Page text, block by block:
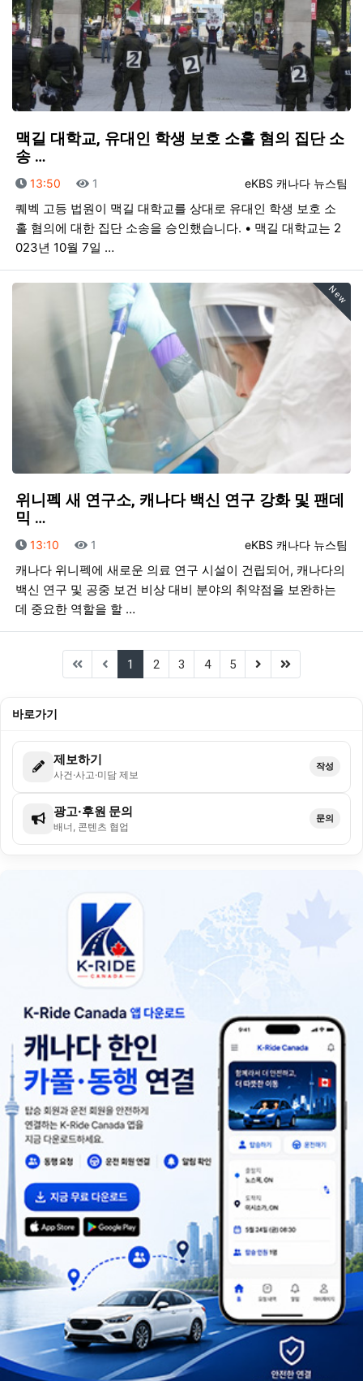
맥길 대학교, 유대인 학생 보호 소홀 혐의 집단 소
송 …
등록자
eKBS 캐나다 뉴스팀
등록일
13:50 조회
1
퀘벡 고등 법원이 맥길 대학교를 상대로 유대인 학생 보호 소
홀 혐의에 대한 집단 소송을 승인했습니다. • 맥길 대학교는 2
023년 10월 7일 …
New
위니펙 새 연구소, 캐나다 백신 연구 강화 및 팬데
믹 …
등록자
eKBS 캐나다 뉴스팀
등록일
13:10 조회
1
캐나다 위니펙에 새로운 의료 연구 시설이 건립되어, 캐나다의
백신 연구 및 공중 보건 비상 대비 분야의 취약점을 보완하는
데 중요한 역할을 할 …
1 (current)
2 3 4 5 (next)(last)
바로가기
제보하기
사건·사고·미담 제보
작성
광고·후원 문의
배너, 콘텐츠 협업
문의